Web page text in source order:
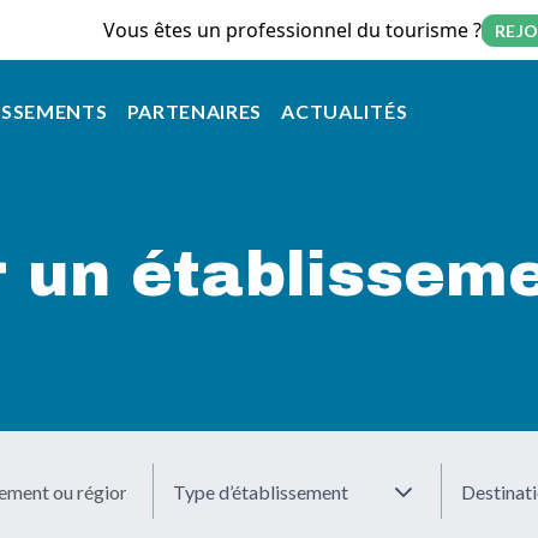
Vous êtes un professionnel du tourisme ?
principale
PARTENAIRES ACTUALITÉS
un
Type d’établissement